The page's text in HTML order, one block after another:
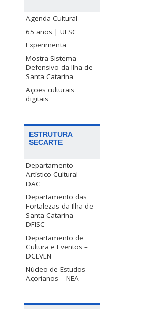
Agenda Cultural
65 anos | UFSC
Experimenta
Mostra Sistema
Defensivo da Ilha de
Santa Catarina
Ações culturais
digitais
ESTRUTURA
SECARTE
Departamento
Artístico Cultural –
DAC
Departamento das
Fortalezas da Ilha de
Santa Catarina –
DFISC
Departamento de
Cultura e Eventos –
DCEVEN
Núcleo de Estudos
Açorianos – NEA